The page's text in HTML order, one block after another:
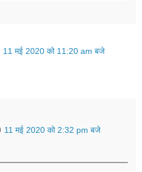
11 मई 2020 को 11:20 am बजे
11 मई 2020 को 2:32 pm बजे